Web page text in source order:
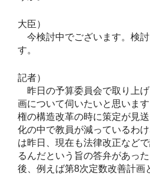
大臣）
今検討中でございます。検
す。
記者）
昨日の予算委員会で取り上
画について伺いたいと思いま
権の構造改革の時に策定が見
化の中で教員が減っているわ
は昨日、現在も法律改正など
るんだという旨の答弁があっ
後、例えば第8次定数改善計画